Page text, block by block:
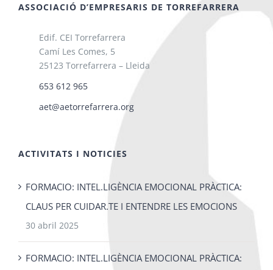
ASSOCIACIÓ D’EMPRESARIS DE TORREFARRERA
Edif. CEI Torrefarrera
Camí Les Comes, 5
25123 Torrefarrera – Lleida
653 612 965
aet@aetorrefarrera.org
ACTIVITATS I NOTICIES
FORMACIO: INTEL.LIGÈNCIA EMOCIONAL PRÀCTICA:
CLAUS PER CUIDAR.TE I ENTENDRE LES EMOCIONS
30 abril 2025
FORMACIO: INTEL.LIGÈNCIA EMOCIONAL PRÀCTICA: